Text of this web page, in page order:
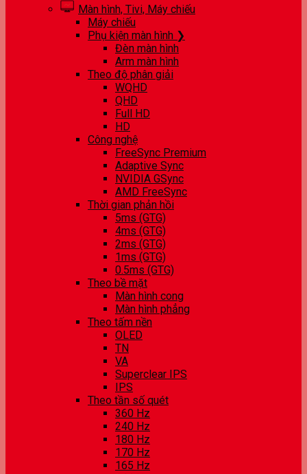
Màn hình, Tivi, Máy chiếu
Máy chiếu
Phụ kiện màn hình ❯
Đèn màn hình
Arm màn hình
Theo độ phân giải
WQHD
QHD
Full HD
HD
Công nghệ
FreeSync Premium
Adaptive Sync
NVIDIA GSync
AMD FreeSync
Thời gian phản hồi
5ms (GTG)
4ms (GTG)
2ms (GTG)
1ms (GTG)
0.5ms (GTG)
Theo bề mặt
Màn hình cong
Màn hình phẳng
Theo tấm nền
OLED
TN
VA
Superclear IPS
IPS
Theo tần số quét
360 Hz
240 Hz
180 Hz
170 Hz
165 Hz